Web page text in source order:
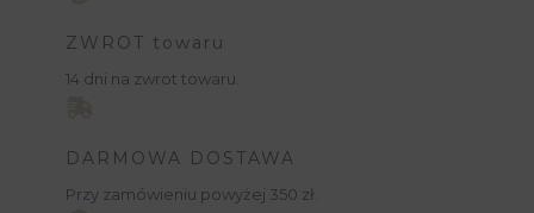
ZWROT towaru
14 dni na zwrot towaru.
DARMOWA DOSTAWA
Przy zamówieniu powyżej 350 zł.